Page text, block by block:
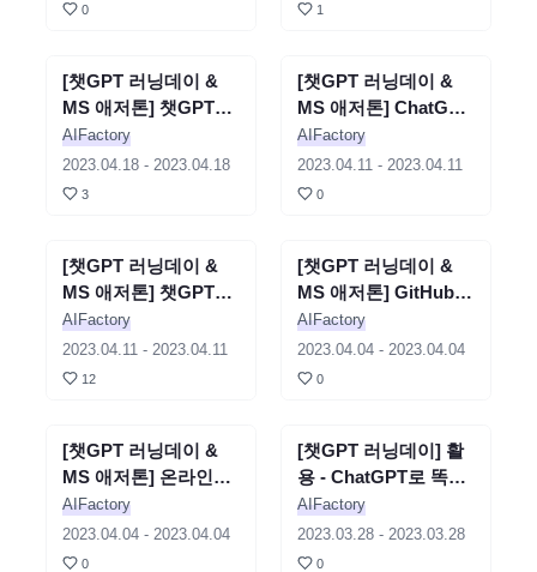
0 1
세미나 종료
[챗GPT 러닝데이 &
MS 애저톤] 챗GPT에
날개를 달아줄 랭체인!
2부 | 사용사례 - 김태
영
AIFactory
2023.04.18- 2023.04.18
3
세미나 종료
[챗GPT 러닝데이 &
MS 애저톤] ChatGPT
와 Azure가 만났을 때
: PDF 문서와
ChatGPT 연결하기 -
AIFactory
2023.04.11- 2023.04.11
0
세미나 종료
[챗GPT 러닝데이 &
MS 애저톤] 챗GPT에
날개를 달아줄 랭체인!
1부 | 컴포넌트 - 김태
영
AIFactory
2023.04.11- 2023.04.11
12
세미나 종료
[챗GPT 러닝데이 &
MS 애저톤] GitHub
Copliot과 Bing AI로
코딩 생산성 높이기 -
유저스틴
AIFactory
2023.04.04- 2023.04.04
0
세미나 종료
[챗GPT 러닝데이 &
MS 애저톤] 온라인설
명회 및 기조연설 - 이
소영, 김태영
AIFactory
2023.04.04- 2023.04.04
0
세미나 종료
[챗GPT 러닝데이] 활
용 - ChatGPT로 똑똑
하게 일하기 _장병준
AIFactory
2023.03.28- 2023.03.28
0